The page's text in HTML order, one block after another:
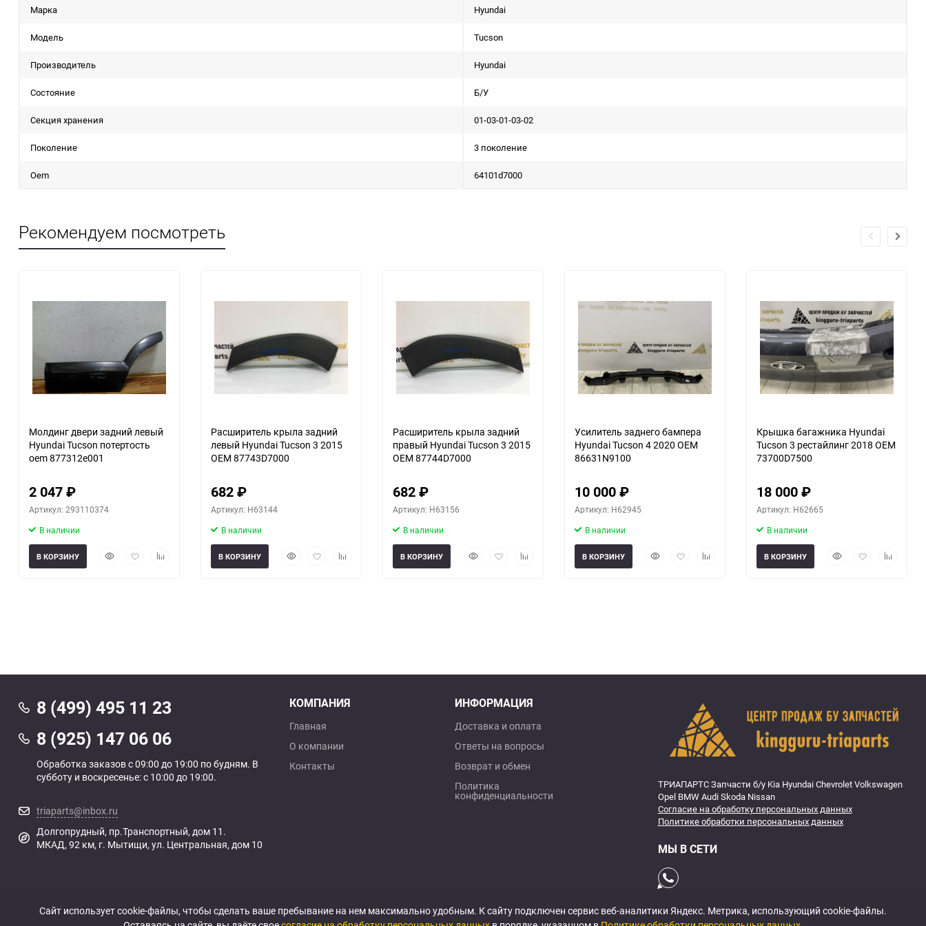
Марка Hyundai
Модель Tucson
Производитель Hyundai
Состояние Б/У
Секция хранения 01-03-01-03-02
Поколение 3 поколение
Oem 64101d7000
Рекомендуем посмотреть
Молдинг двери задний левый
Hyundai Tucson потертость
oem 877312e001
2 047₽
Артикул: 293110374
В наличии
БыстрыйДобавитьДобавить
В КОРЗИНУ
Расширитель крыла задний
левый Hyundai Tucson 3 2015
OEM 87743D7000
682₽
Артикул: H63144
В наличии
БыстрыйДобавитьДобавить
В КОРЗИНУ
Расширитель крыла задний
правый Hyundai Tucson 3 2015
OEM 87744D7000
682₽
Артикул: H63156
В наличии
БыстрыйДобавитьДобавить
В КОРЗИНУ
Усилитель заднего бампера
Hyundai Tucson 4 2020 OEM
86631N9100
10 000₽
Артикул: H62945
В наличии
БыстрыйДобавитьДобавить
В КОРЗИНУ
еще 1 фото
Крышка багажника Hyundai
Tucson 3 рестайлинг 2018 OEM
73700D7500
18 000₽
Артикул: H62665
В наличии
БыстрыйДобавитьДобавить
В КОРЗИНУ
8 (499) 495 11 23
8 (925) 147 06 06
Обработка заказов с 09:00 до 19:00 по будням. В
субботу и воскресенье: с 10:00 до 19:00.
triaparts@inbox.ru
Долгопрудный, пр.Транспортный, дом 11.
МКАД, 92 км, г. Мытищи, ул. Центральная, дом 10
КОМПАНИЯ
Главная
О компании
Контакты
ИНФОРМАЦИЯ
Доставка и оплата
Ответы на вопросы
Возврат и обмен
Политика
конфиденциальности
ТРИАПАРТС Запчасти б/у Kia Hyundai Chevrolet Volkswagen
Opel BMW Audi Skoda Nissan
Согласие на обработку персональных данных
Политике обработки персональных данных
МЫ В СЕТИ
Сайт использует cookie-файлы, чтобы сделать ваше пребывание на нем максимально удобным. К cайту подключен сервис веб-аналитики Яндекс. Метрика, использующий cookie-файлы.